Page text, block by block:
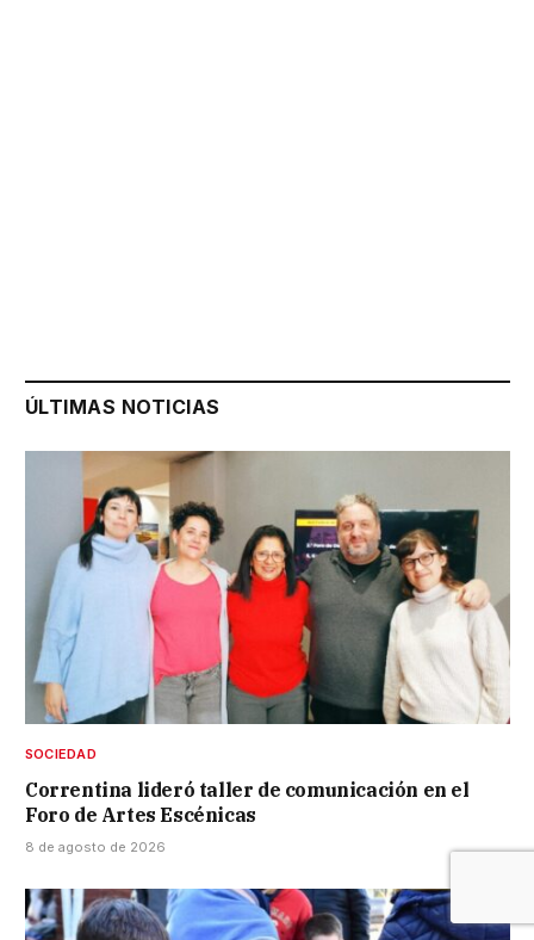
ÚLTIMAS NOTICIAS
SOCIEDAD
Correntina lideró taller de comunicación en el
Foro de Artes Escénicas
8 de agosto de 2026